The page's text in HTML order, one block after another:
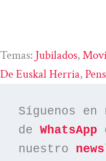
Temas: Jubilados,
De Euskal Herria,
Síguenos
de WhatsApp
nuestro